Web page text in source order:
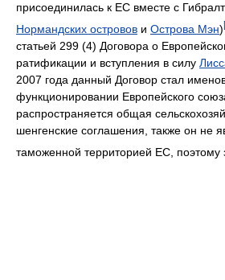
присоединилась к ЕС вместе с
Нормандских островов и Острова Мэн)
статьей 299 (4) Договора о
ратификации и вступления в силу
2007 года данный Договор стал
функционировании Европейского
распространяется общая
шенгенские соглашения, также он не
таможенной территорией ЕС, поэтому